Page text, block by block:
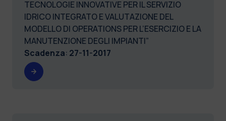
TECNOLOGIE INNOVATIVE PER IL SERVIZIO
IDRICO INTEGRATO E VALUTAZIONE DEL
MODELLO DI OPERATIONS PER L’ESERCIZIO E LA
MANUTENZIONE DEGLI IMPIANTI”
Scadenza: 27-11-2017